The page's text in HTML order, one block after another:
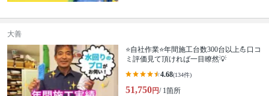
大善
⭐自社作業⭐年間施工台数300台以上💪口コ
ミ評価見て頂ければ一目瞭然💡
4.68(134件)
51,750円/ 1箇所